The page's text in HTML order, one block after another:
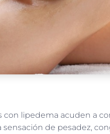
con lipedema acuden a
sensación de pesadez,